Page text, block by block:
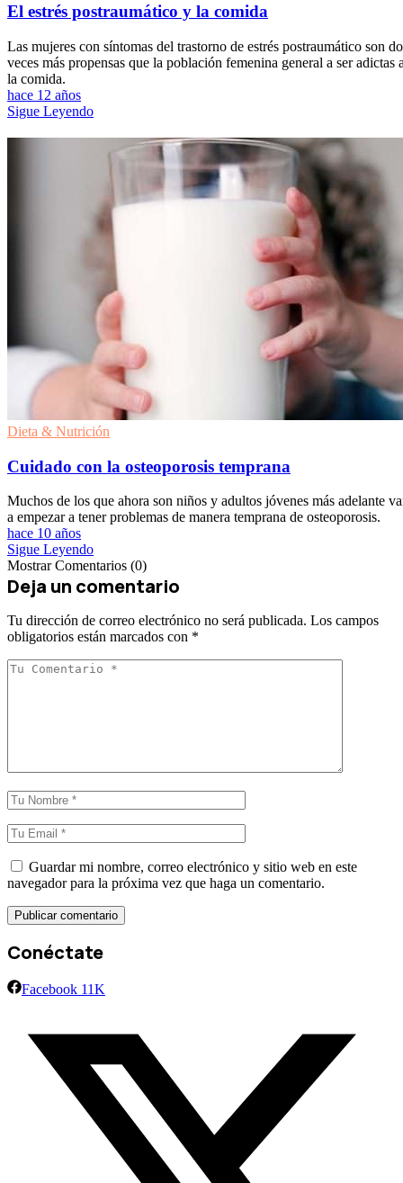
El estrés postraumático y la comida
Las mujeres con síntomas del trastorno de estrés postraumático son
veces más propensas que la población femenina general a ser adictas
la comida.
hace 12 años
Sigue Leyendo
Dieta & Nutrición
Cuidado con la osteoporosis temprana
Muchos de los que ahora son niños y adultos jóvenes más adelante
a empezar a tener problemas de manera temprana de osteoporosis.
hace 10 años
Sigue Leyendo
Mostrar Comentarios (0)
Deja un comentario
Tu dirección de correo electrónico no será publicada. Los campos
obligatorios están marcados con *
Guardar mi nombre, correo electrónico y sitio web en este
navegador para la próxima vez que haga un comentario.
Conéctate
Facebook 11K